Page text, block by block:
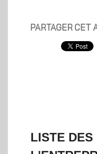
PARTAGER CET
LISTE DES